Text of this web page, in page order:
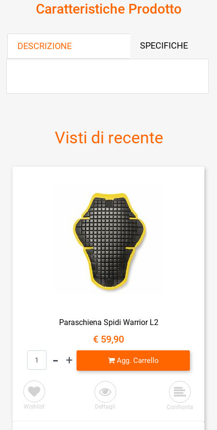
Caratteristiche Prodotto
DESCRIZIONE SPECIFICHE
Visti di recente
Paraschiena Spidi Warrior L2
€ 59,90
Quantità
Agg. Carrello
Wishlist Dettagli Confronta